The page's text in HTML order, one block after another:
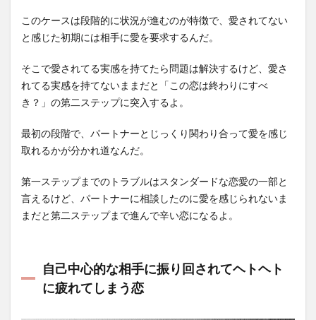
このケースは段階的に状況が進むのが特徴で、愛されてない
と感じた初期には相手に愛を要求するんだ。
そこで愛されてる実感を持てたら問題は解決するけど、愛さ
れてる実感を持てないままだと「この恋は終わりにすべ
き？」の第二ステップに突入するよ。
最初の段階で、パートナーとじっくり関わり合って愛を感じ
取れるかが分かれ道なんだ。
第一ステップまでのトラブルはスタンダードな恋愛の一部と
言えるけど、パートナーに相談したのに愛を感じられないま
まだと第二ステップまで進んで辛い恋になるよ。
自己中心的な相手に振り回されてヘトヘト
に疲れてしまう恋